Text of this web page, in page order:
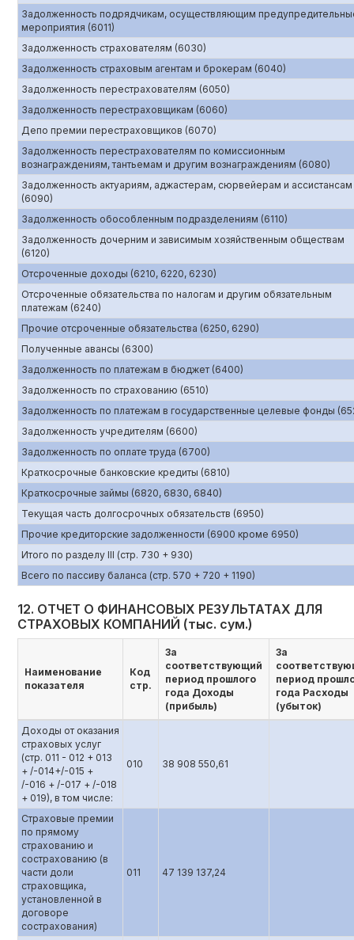
Задолженность подрядчикам, осуществляющим
мероприятия (6011)
Задолженность страхователям (6030)
Задолженность страховым агентам и брокерам (6040)
Задолженность перестрахователям (6050)
Задолженность перестраховщикам (6060)
Депо премии перестраховщиков (6070)
Задолженность перестрахователям по комиссионным
вознаграждениям, тантьемам и другим вознаграждениям (6080)
Задолженность актуариям, аджастерам, сюрвейерам и ассистансам
(6090)
Задолженность обособленным подразделениям (6110)
Задолженность дочерним и зависимым хозяйственным обществам
(6120)
Отсроченные доходы (6210, 6220, 6230)
Отсроченные обязательства по налогам и другим обязательным
платежам (6240)
Прочие отсроченные обязательства (6250, 6290)
Полученные авансы (6300)
Задолженность по платежам в бюджет (6400)
Задолженность по страхованию (6510)
Задолженность по платежам в государственные целевые фонды
Задолженность учредителям (6600)
Задолженность по оплате труда (6700)
Краткосрочные банковские кредиты (6810)
Краткосрочные займы (6820, 6830, 6840)
Текущая часть долгосрочных обязательств (6950)
Прочие кредиторские задолженности (6900 кроме 6950)
Итого по разделу III (стр. 730 + 930)
Всего по пассиву баланса (стр. 570 + 720 + 1190)
12. ОТЧЕТ О ФИНАНСОВЫХ РЕЗУЛЬТАТАХ ДЛЯ
СТРАХОВЫХ КОМПАНИЙ (тыс. сум.)
Наименование
показателя
Код
стр.
За
соответствующий
период прошлого
года Доходы
(прибыль)
За
период
года Расходы
(убыток)
Доходы от оказания
страховых услуг
(стр. 011 - 012 + 013
+ /-014+/-015 +
/-016 + /-017 + /-018
+ 019), в том числе:
010 38 908 550,61
Страховые премии
по прямому
страхованию и
сострахованию (в
части доли
страховщика,
установленной в
договоре
сострахования)
011 47 139 137,24